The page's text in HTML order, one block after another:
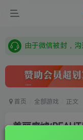
首页 全部游戏 正文
美丽废墟/